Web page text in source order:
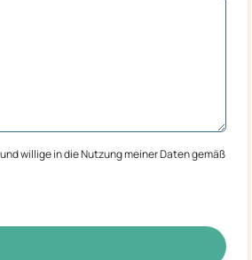
willige in die Nutzung meiner Daten gemäß